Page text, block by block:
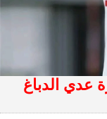
عدي الدباغ